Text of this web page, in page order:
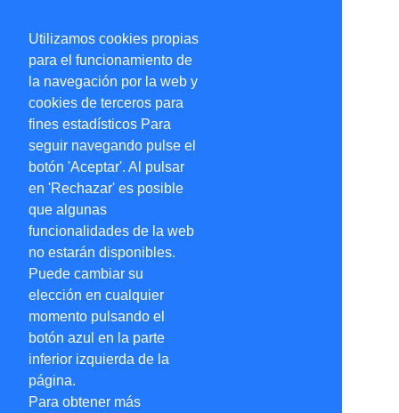
Utilizamos cookies propias
para el funcionamiento de
la navegación por la web y
cookies de terceros para
fines estadísticos Para
seguir navegando pulse el
botón 'Aceptar'. Al pulsar
en 'Rechazar' es posible
que algunas
funcionalidades de la web
no estarán disponibles.
Puede cambiar su
elección en cualquier
momento pulsando el
botón azul en la parte
inferior izquierda de la
página.
Para obtener más